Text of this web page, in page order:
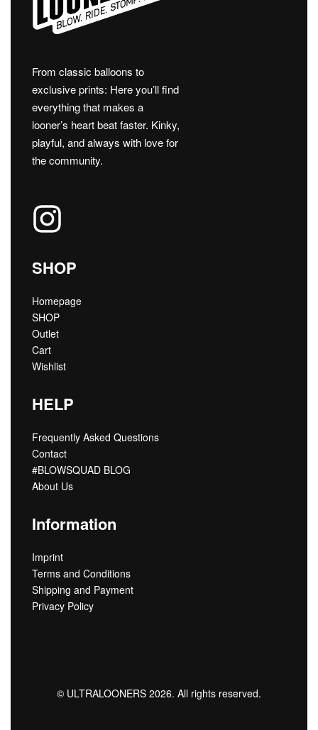
From classic balloons to
exclusive prints: Here you’ll find
everything that makes a
looner’s heart beat faster. Kinky,
playful, and always with love for
the community.
SHOP
Homepage
SHOP
Outlet
Cart
Wishlist
HELP
Frequently Asked Questions
Contact
#BLOWSQUAD BLOG
About Us
Information
Imprint
Terms and Conditions
Shipping and Payment
Privacy Policy
© ULTRALOONERS 2026. All rights reserved.